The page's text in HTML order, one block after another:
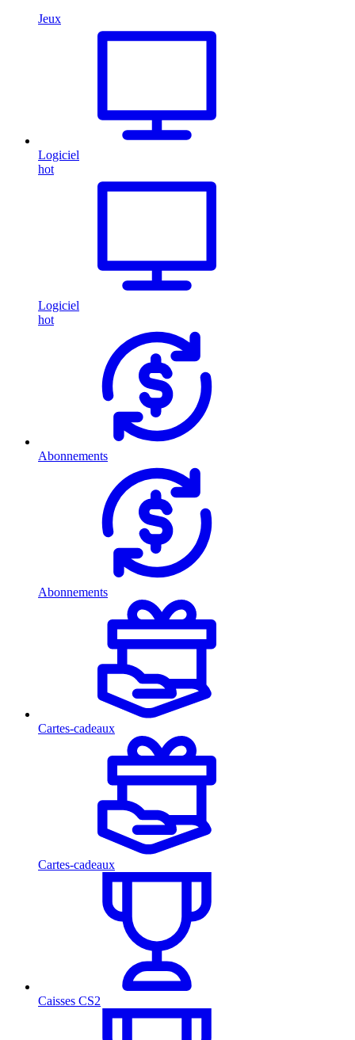
Jeux
Logiciel
hot
Logiciel
hot
Abonnements
Abonnements
Cartes-cadeaux
Cartes-cadeaux
Caisses CS2